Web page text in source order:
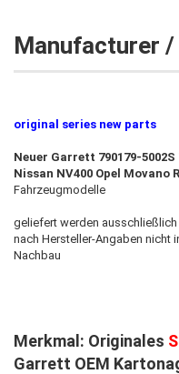
Manufacturer
original series new parts​​
Neuer Garrett 790179-
Nissan NV400 Opel Movano
Fahrzeugmodelle
geliefert werden
nach Hersteller-Angaben nicht
Nachbau
Merkmal: Originales
Garrett OEM